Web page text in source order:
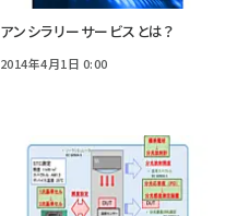
アンシラリーサービスとは？
2014年4月1日 0:00